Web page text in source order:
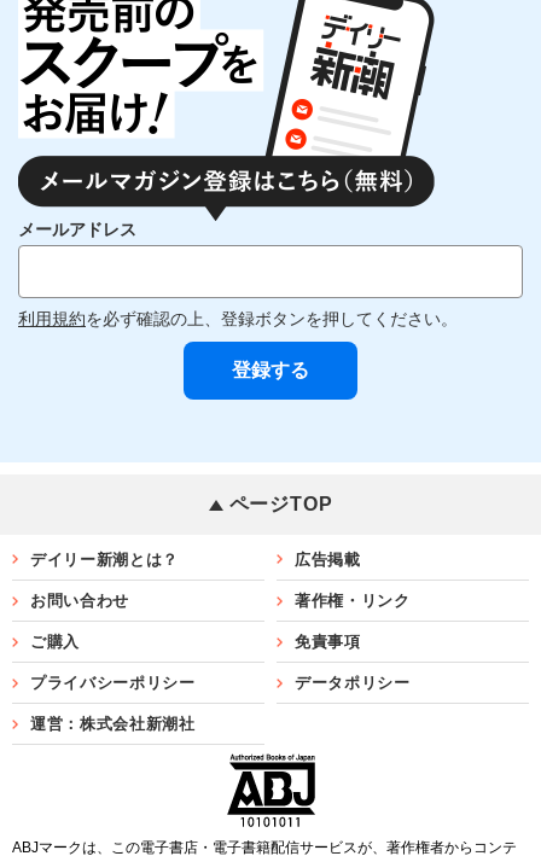
メールアドレス
利用規約を必ず確認の上、登録ボタンを押してください。
ページTOP
デイリー新潮とは？ 広告掲載
お問い合わせ 著作権・リンク
ご購入 免責事項
プライバシーポリシー データポリシー
運営：株式会社新潮社
ABJマークは、この電子書店・電子書籍配信サービスが、著作権者からコンテ